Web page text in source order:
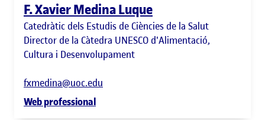
F. Xavier Medina Luque
Catedràtic dels Estudis de Ciències de la Salut
Director de la Càtedra UNESCO d'Alimentació,
Cultura i Desenvolupament
fxmedina@uoc.edu
Web professional